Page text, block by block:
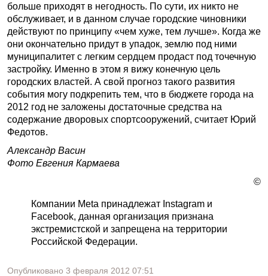
больше приходят в негодность. По сути, их никто не
обслуживает, и в данном случае городские чиновники
действуют по принципу «чем хуже, тем лучше». Когда же
они окончательно придут в упадок, землю под ними
муниципалитет с легким сердцем продаст под точечную
застройку. Именно в этом я вижу конечную цель
городских властей. А свой прогноз такого развития
события могу подкрепить тем, что в бюджете города на
2012 год не заложены достаточные средства на
содержание дворовых спортсооружений, считает Юрий
Федотов.
Александр Васин
Фото Евгения Кармаева
©
Компании Meta принадлежат Instagram и
Facebook, данная организация признана
экстремистской и запрещена на территории
Российской Федерации.
Опубликовано 3 февраля 2012 07:51